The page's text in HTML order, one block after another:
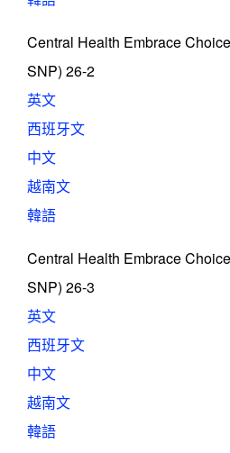
Central Health Embrace
SNP) 26-2
英文
西班牙文
中文
越南文
韓語
Central Health Embrace
SNP) 26-3
英文
西班牙文
中文
越南文
韓語